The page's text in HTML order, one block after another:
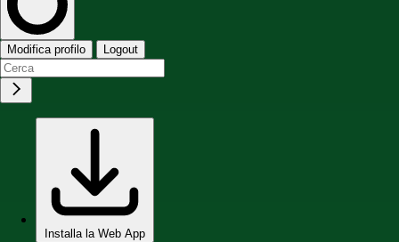
Modifica profilo Logout
Installa la Web App